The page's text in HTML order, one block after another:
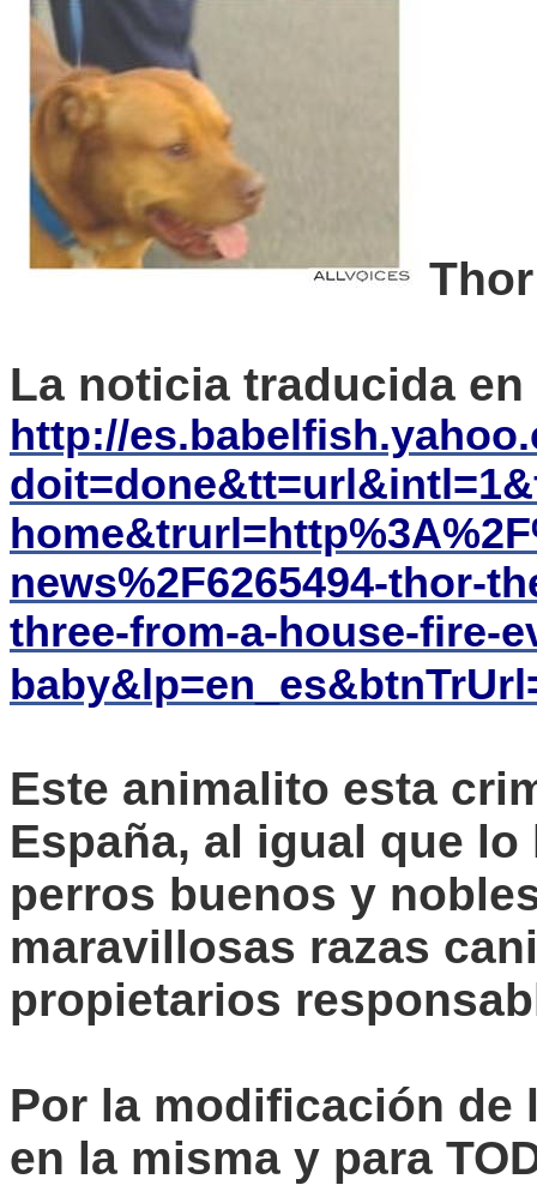
Thor
La noticia traducida
http://
news%2F6265494-thor-
three-from-a-house-fire-
Este animalito esta
España, al igual que
perros buenos y
maravillosas razas
propietarios
Por la modificación de
en la misma y para